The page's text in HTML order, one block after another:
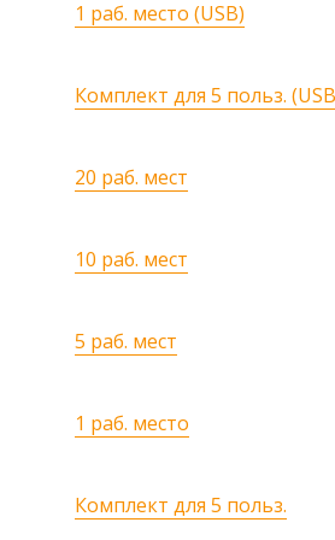
1 раб. место (USB)
Комплект для 5 польз.
20 раб. мест
10 раб. мест
5 раб. мест
1 раб. место
Комплект для 5 польз.